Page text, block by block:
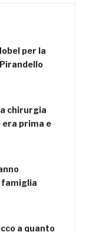
per la
chirurgia
era prima e
famiglia
a quanto